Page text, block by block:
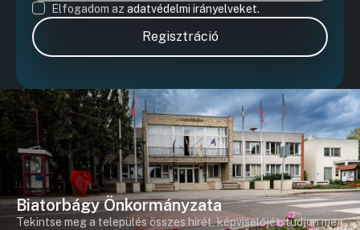
Elfogadom az adatvédelmi irányelveket.
Regisztráció
Biatorbágy Önkormányzata
Tekintse meg a település összes hírét, képviselőjét, tudjon meg